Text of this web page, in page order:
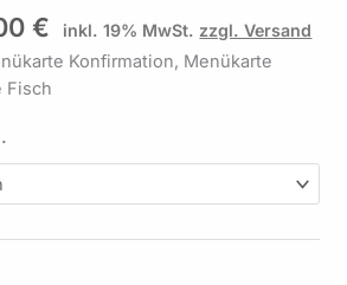
€ inkl. 19% MwSt. zzgl. Versand
Konfirmation, Menükarte
Fisch